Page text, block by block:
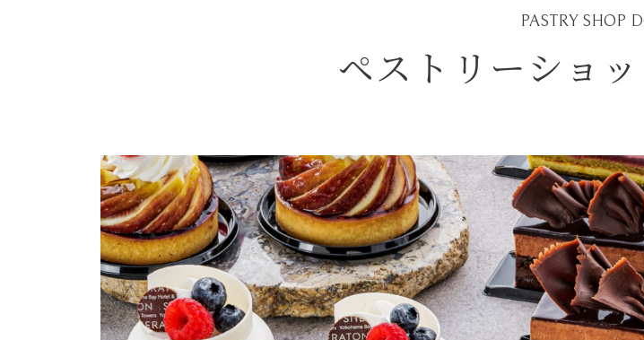
PASTRY SHOP
ペストリーショッ
レストラン
ウェディング
フォトギャラリー
オンラインショップ